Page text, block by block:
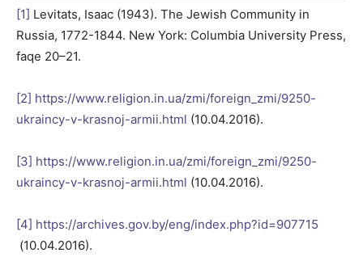
[1] Levitats, Isaac (1943). The Jewish Community in
Russia, 1772-1844. New York: Columbia University Press,
faqe 20–21.
[2] https://www.religion.in.ua/zmi/foreign_zmi/9250-
ukraincy-v-krasnoj-armii.html (10.04.2016).
[3] https://www.religion.in.ua/zmi/foreign_zmi/9250-
ukraincy-v-krasnoj-armii.html (10.04.2016).
[4] https://archives.gov.by/eng/index.php?id=907715
(10.04.2016).